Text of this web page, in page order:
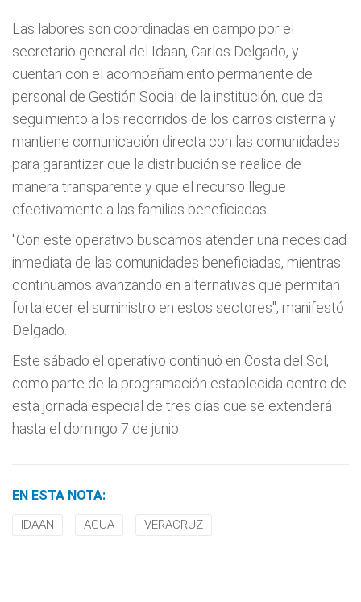
Las labores son coordinadas en campo por el
secretario general del Idaan, Carlos Delgado, y
cuentan con el acompañamiento permanente de
personal de Gestión Social de la institución, que da
seguimiento a los recorridos de los carros cisterna y
mantiene comunicación directa con las comunidades
para garantizar que la distribución se realice de
manera transparente y que el recurso llegue
efectivamente a las familias beneficiadas..
"Con este operativo buscamos atender una necesidad
inmediata de las comunidades beneficiadas, mientras
continuamos avanzando en alternativas que permitan
fortalecer el suministro en estos sectores", manifestó
Delgado.
Este sábado el operativo continuó en Costa del Sol,
como parte de la programación establecida dentro de
esta jornada especial de tres días que se extenderá
hasta el domingo 7 de junio.
EN ESTA NOTA:
IDAAN AGUA VERACRUZ